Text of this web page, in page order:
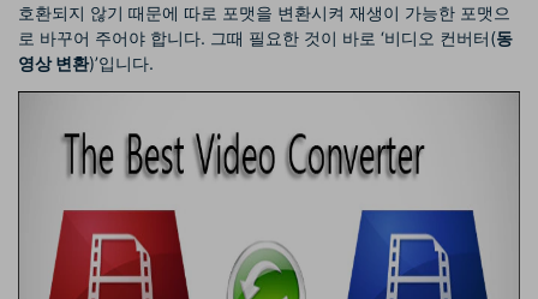
호환되지 않기 때문에 따로 포맷을 변환시켜 재생이 가능한 포맷으
로 바꾸어 주어야 합니다. 그때 필요한 것이 바로 ‘비디오 컨버터(동
영상 변환)’입니다.